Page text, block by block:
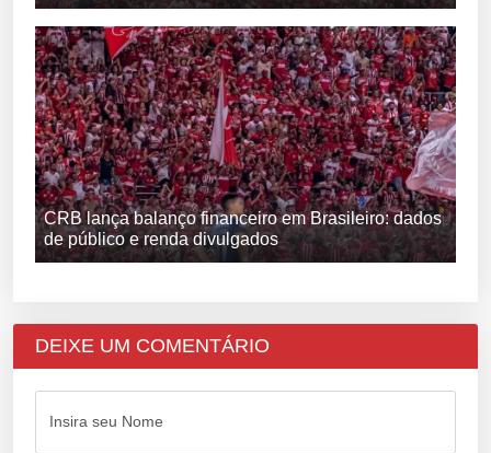
CRB lança balanço financeiro em Brasileiro: dados
de público e renda divulgados
DEIXE UM COMENTÁRIO
Insira seu Nome